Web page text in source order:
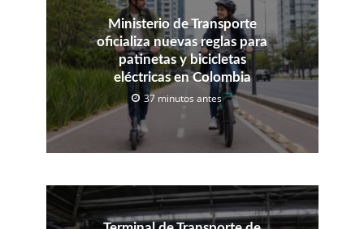
Ministerio de Transporte
oficializa nuevas reglas para
patinetas y bicicletas
eléctricas en Colombia
37 minutos antes